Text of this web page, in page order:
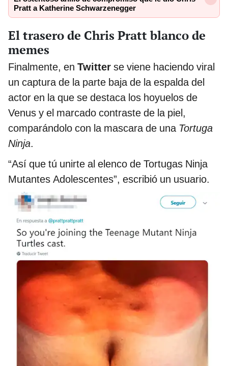
Pratt a Katherine Schwarzenegger
El trasero de Chris Pratt blanco de
memes
Finalmente, en Twitter se viene haciendo viral
un captura de la parte baja de la espalda del
actor en la que se destaca los hoyuelos de
Venus y el marcado contraste de la piel,
comparándolo con la mascara de una Tortuga
Ninja.
“Así que tú unirte al elenco de Tortugas Ninja
Mutantes Adolescentes”, escribió un usuario.